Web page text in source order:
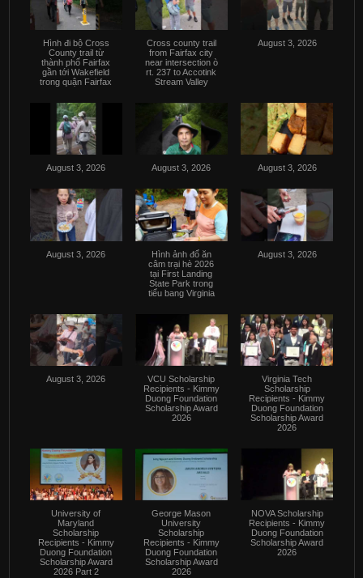
Hình đi bộ Cross
County trail từ
thành phố Fairfax
gần tới Wakefield
trong quận Fairfax
Cross county trail
from Fairfax city
near intersection ò
rt. 237 to Accotink
Stream Valley
August 3, 2026
August 3, 2026 August 3, 2026 August 3, 2026
August 3, 2026
Hình ảnh đổ ăn
câm trại hè 2026
tại First Landing
State Park trong
tiểu bang Virginia
August 3, 2026
August 3, 2026
VCU Scholarship
Recipients - Kimmy
Duong Foundation
Scholarship Award
2026
Virginia Tech
Scholarship
Recipients - Kimmy
Duong Foundation
Scholarship Award
2026
University of
Maryland
Scholarship
Recipients - Kimmy
Duong Foundation
Scholarship Award
2026 Part 2
George Mason
University
Scholarship
Recipients - Kimmy
Duong Foundation
Scholarship Award
2026
NOVA Scholarship
Recipients - Kimmy
Duong Foundation
Scholarship Award
2026